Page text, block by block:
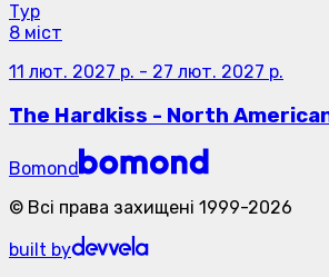
Тур
8 міст
11 лют. 2027 р. - 27 лют. 2027 р.
The Hardkiss - North
Bomond
© Всі права захищені 1999-2026
built by